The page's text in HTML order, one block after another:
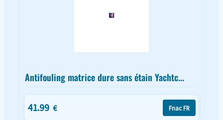
Antifouling matrice dure sans étain Yachtc...
41.99 € Fnac FR